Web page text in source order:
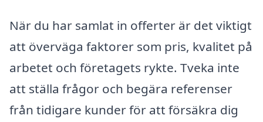
När du har samlat in offerter är det viktigt
att överväga faktorer som pris, kvalitet på
arbetet och företagets rykte. Tveka inte
att ställa frågor och begära referenser
från tidigare kunder för att försäkra dig